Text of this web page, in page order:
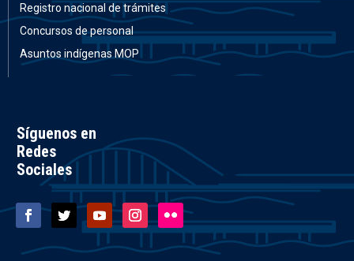
Registro nacional de trámites
Concursos de personal
Asuntos indígenas MOP
Síguenos en
Redes
Sociales